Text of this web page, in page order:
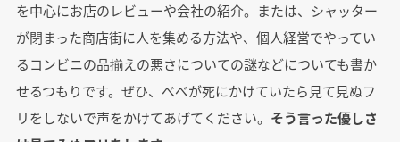
を中心にお店のレビューや会社の紹介。または、シャッター
が閉まった商店街に人を集める方法や、個人経営でやってい
るコンビニの品揃えの悪さについての謎などについても書か
せるつもりです。ぜひ、べべが死にかけていたら見て見ぬフ
リをしないで声をかけてあげてください。 そう言った優しさ